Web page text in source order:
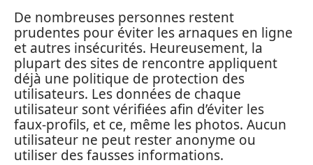
De nombreuses personnes restent
prudentes pour éviter les arnaques en ligne
et autres insécurités. Heureusement, la
plupart des sites de rencontre appliquent
déjà une politique de protection des
utilisateurs. Les données de chaque
utilisateur sont vérifiées afin d’éviter les
faux-profils, et ce, même les photos. Aucun
utilisateur ne peut rester anonyme ou
utiliser des fausses informations.